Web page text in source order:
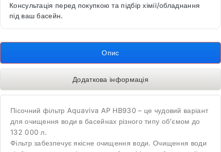
Консультація перед покупкою та підбір хімії/обладнання
під ваш басейн.
Опис
Додаткова інформація
Пісочний фільтр Aquaviva AP HB930 – це чудовий варіант
для очищення води в басейнах різного типу об’ємом до
132 000 л.
Фільтр забезпечує якісне очищення води. Очищення води